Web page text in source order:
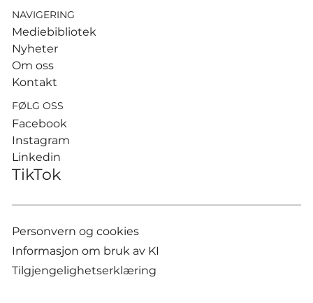
NAVIGERING
Mediebibliotek
Nyheter
Om oss
Kontakt
FØLG OSS
Facebook
Instagram
Linkedin
TikTok
Personvern og cookies
Informasjon om bruk av KI
Tilgjengelighetserklæring